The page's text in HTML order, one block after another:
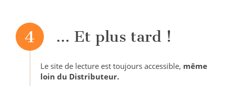
4 ... Et plus tard !
Le site de lecture est toujours accessible, même
loin du Distributeur.